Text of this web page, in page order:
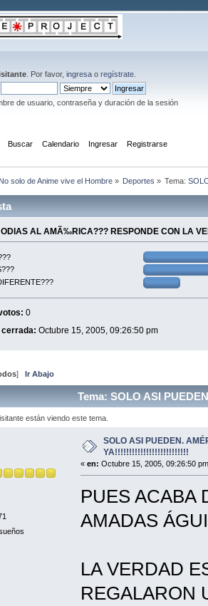
. Por favor, ingresa o regístrate
de usuario, contraseña y duración de la sesión
Buscar Calendario Ingresar Registrarse
No solo de Anime vive el Hombre» Deportes » Tema:
AL AMÃ‰RICA??? RESPONDE CON LA
0
cerrada: Octubre 15, 2005, 09:26:50 pm
]Ir Abajo
Tema: SOLO ASI
están viendo este tema.
SOLO ASI PUEDEN.
YA!!!!!!!!!!!!!!!!!!!!!!!!!!
« en: Octubre 15, 2005, 09:26:50
PUES ACABA
AMADAS
LA VERDAD
REGALARON